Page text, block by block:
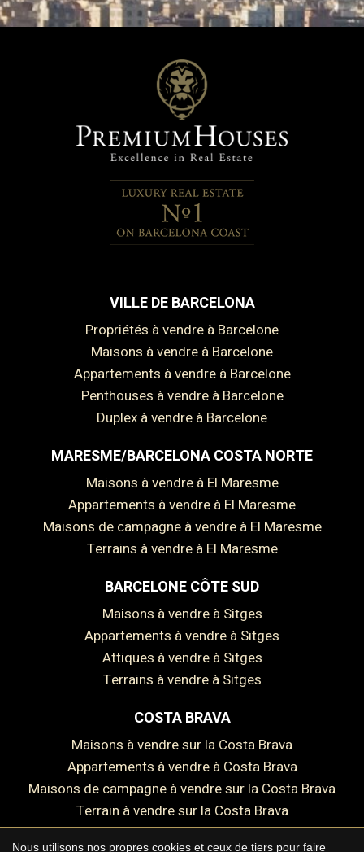
VILLE DE BARCELONA
Propriétés à vendre à Barcelone
Maisons à vendre à Barcelone
Appartements à vendre à Barcelone
Penthouses à vendre à Barcelone
Duplex à vendre à Barcelone
MARESME/BARCELONA COSTA NORTE
Maisons à vendre à El Maresme
Appartements à vendre à El Maresme
Maisons de campagne à vendre à El Maresme
Terrains à vendre à El Maresme
BARCELONE CÔTE SUD
Maisons à vendre à Sitges
Appartements à vendre à Sitges
Attiques à vendre à Sitges
Terrains à vendre à Sitges
COSTA BRAVA
Maisons à vendre sur la Costa Brava
Appartements à vendre à Costa Brava
Maisons de campagne à vendre sur la Costa Brava
Terrain à vendre sur la Costa Brava
Nous utilisons nos propres cookies et ceux de tiers pour faire
Enregistrer les paramètres Tout accepter